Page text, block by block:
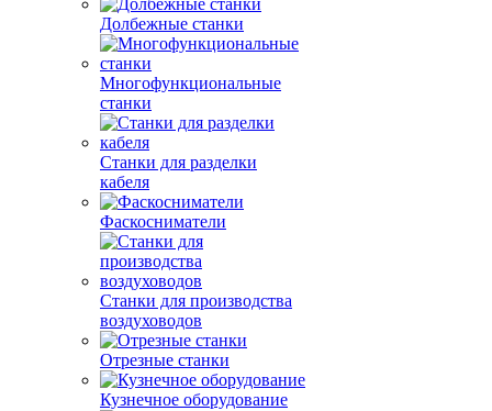
Долбежные станки
Многофункциональные
станки
Станки для разделки
кабеля
Фаскосниматели
Станки для производства
воздуховодов
Отрезные станки
Кузнечное оборудование